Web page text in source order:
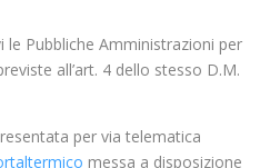
Pubbliche Amministrazioni per
all’art. 4 dello stesso D.M.
per via telematica
messa a disposizione